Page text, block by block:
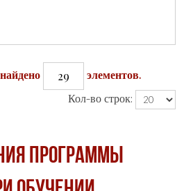
29
элементов.
Кол-во строк:
ПРОГРАММЫ